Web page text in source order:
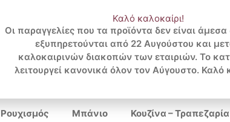
Search
...
Ρουχισμός Μπάνιο Κουζίνα – Τραπεζαρία
Καλό καλοκαίρι!
Οι παραγγελίες που τα προϊόντα δεν είναι άμεσα
εξυπηρετούνται από 22 Αυγούστου και
καλοκαιρινών διακοπών των εταιριών. Το
λειτουργεί κανονικά όλον τον Αύγουστο. Καλό